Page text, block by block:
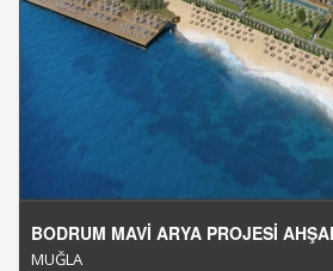
BODRUM MAVİ ARYA PROJESİ
MUĞLA